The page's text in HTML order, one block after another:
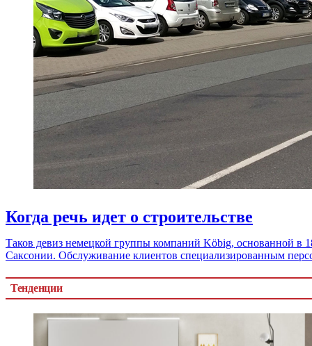
Когда речь идет о строительстве
Таков девиз немецкой группы компаний Köbig, основанной в
Саксонии. Обслуживание клиентов специализированным
Тенденции